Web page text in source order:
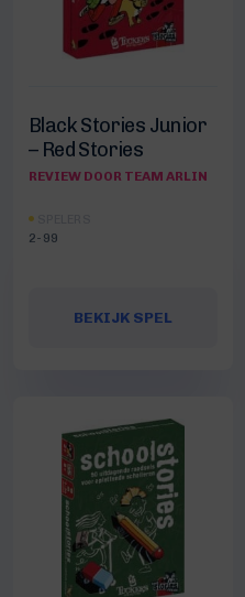
Black Stories Junior
– Red Stories
REVIEW DOOR TEAM ARLIN
2-99
BEKIJK SPEL